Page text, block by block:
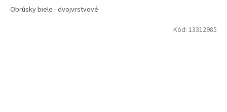
Obrúsky biele - dvojvrstvové
Kód: 13312985